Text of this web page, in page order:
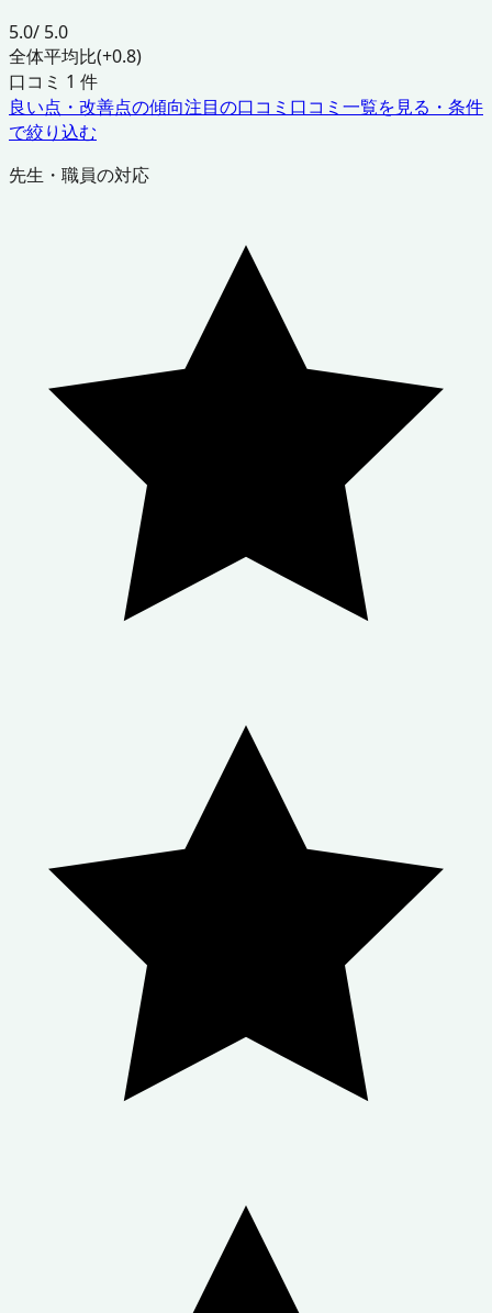
5.0/ 5.0
全体平均比(+0.8)
口コミ 1 件
良い点・改善点の傾向注目の口コミ 口コミ一覧を見る・条件
で絞り込む
先生・職員の対応